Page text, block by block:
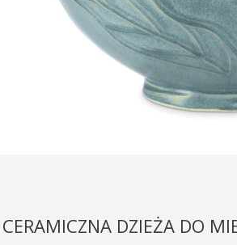
CERAMICZNA DZIEŻA DO